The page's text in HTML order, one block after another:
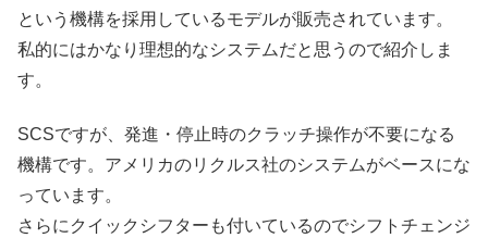
という機構を採用しているモデルが販売されています。
私的にはかなり理想的なシステムだと思うので紹介しま
す。
SCSですが、発進・停止時のクラッチ操作が不要になる
機構です。アメリカのリクルス社のシステムがベースにな
っています。
さらにクイックシフターも付いているのでシフトチェンジ